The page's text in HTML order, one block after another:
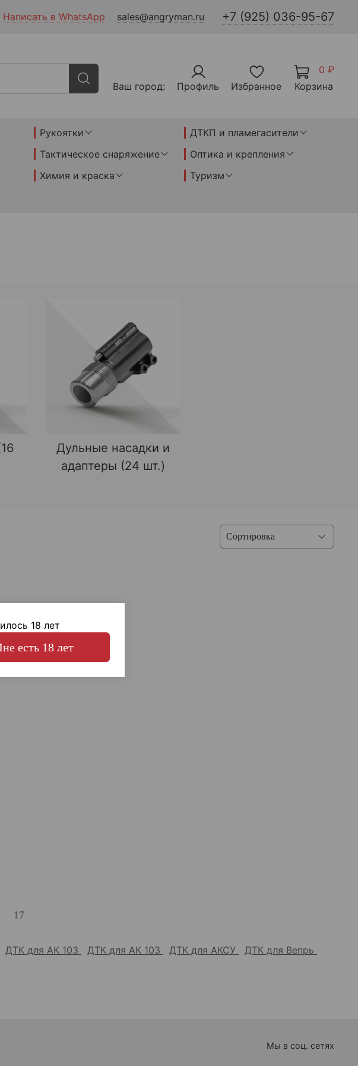
Написать в WhatsApp sales@angryman.ru +7 (925) 036-95-67
Ваш город: Профиль Избранное
0 ₽
Корзина
Рукоятки
ДТКП и пламегасители
Тактическое снаряжение
Оптика и крепления
Химия и краска
Туризм
Дульные насадки и
адаптеры (24 шт.)
17
ДТК для АК 103 ДТК для АК 103 ДТК для АКСУ
ДТК для Вепрь
Мы в соц. сетях
18 лет
есть 18 лет